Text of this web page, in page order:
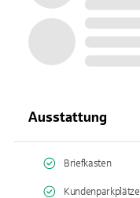
Ausstattung
Briefkasten
Kundenparkplätze